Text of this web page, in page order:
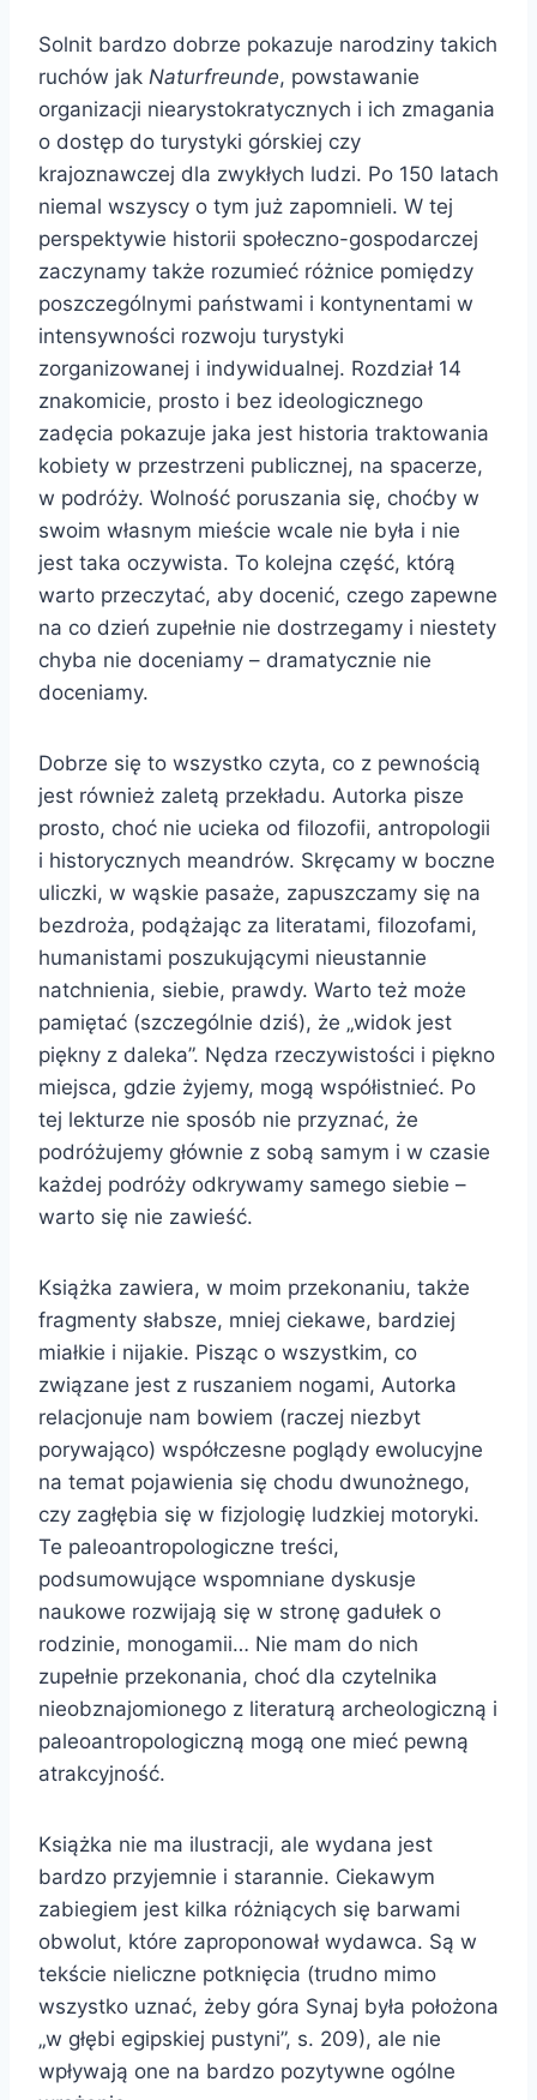
Solnit bardzo dobrze pokazuje narodziny takich
ruchów jak Naturfreunde, powstawanie
organizacji niearystokratycznych i ich zmagania
o dostęp do turystyki górskiej czy
krajoznawczej dla zwykłych ludzi. Po 150 latach
niemal wszyscy o tym już zapomnieli. W tej
perspektywie historii społeczno-gospodarczej
zaczynamy także rozumieć różnice pomiędzy
poszczególnymi państwami i kontynentami w
intensywności rozwoju turystyki
zorganizowanej i indywidualnej. Rozdział 14
znakomicie, prosto i bez ideologicznego
zadęcia pokazuje jaka jest historia traktowania
kobiety w przestrzeni publicznej, na spacerze,
w podróży. Wolność poruszania się, choćby w
swoim własnym mieście wcale nie była i nie
jest taka oczywista. To kolejna część, którą
warto przeczytać, aby docenić, czego zapewne
na co dzień zupełnie nie dostrzegamy i niestety
chyba nie doceniamy – dramatycznie nie
doceniamy.
Dobrze się to wszystko czyta, co z pewnością
jest również zaletą przekładu. Autorka pisze
prosto, choć nie ucieka od filozofii, antropologii
i historycznych meandrów. Skręcamy w boczne
uliczki, w wąskie pasaże, zapuszczamy się na
bezdroża, podążając za literatami, filozofami,
humanistami poszukującymi nieustannie
natchnienia, siebie, prawdy. Warto też może
pamiętać (szczególnie dziś), że „widok jest
piękny z daleka”. Nędza rzeczywistości i piękno
miejsca, gdzie żyjemy, mogą współistnieć. Po
tej lekturze nie sposób nie przyznać, że
podróżujemy głównie z sobą samym i w czasie
każdej podróży odkrywamy samego siebie –
warto się nie zawieść.
Książka zawiera, w moim przekonaniu, także
fragmenty słabsze, mniej ciekawe, bardziej
miałkie i nijakie. Pisząc o wszystkim, co
związane jest z ruszaniem nogami, Autorka
relacjonuje nam bowiem (raczej niezbyt
porywająco) współczesne poglądy ewolucyjne
na temat pojawienia się chodu dwunożnego,
czy zagłębia się w fizjologię ludzkiej motoryki.
Te paleoantropologiczne treści,
podsumowujące wspomniane dyskusje
naukowe rozwijają się w stronę gadułek o
rodzinie, monogamii… Nie mam do nich
zupełnie przekonania, choć dla czytelnika
nieobznajomionego z literaturą archeologiczną i
paleoantropologiczną mogą one mieć pewną
atrakcyjność.
Książka nie ma ilustracji, ale wydana jest
bardzo przyjemnie i starannie. Ciekawym
zabiegiem jest kilka różniących się barwami
obwolut, które zaproponował wydawca. Są w
tekście nieliczne potknięcia (trudno mimo
wszystko uznać, żeby góra Synaj była położona
„w głębi egipskiej pustyni”, s. 209), ale nie
wpływają one na bardzo pozytywne ogólne